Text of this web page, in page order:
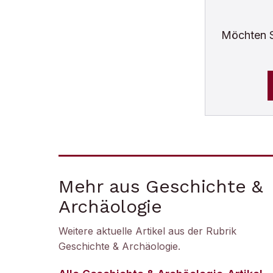
Möchten
Mehr aus Geschichte &
Archäologie
Weitere aktuelle Artikel aus der Rubrik
Geschichte & Archäologie.